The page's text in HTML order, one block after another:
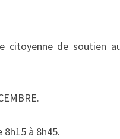
citoyenne de soutien
à 8h45.